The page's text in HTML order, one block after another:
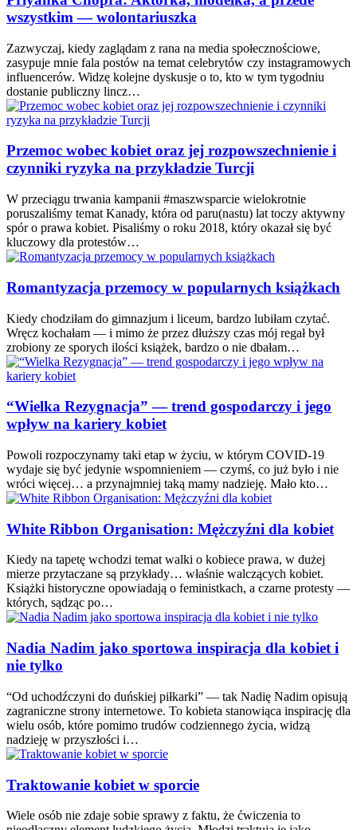
wszystkim — wolontariuszka
Zazwyczaj, kiedy zaglądam z rana na media społecznościowe,
zasypuje mnie fala postów na temat celebrytów czy instagramowych
influencerów. Widzę kolejne dyskusje o to, kto w tym tygodniu
dostanie publiczny lincz…
Przemoc wobec kobiet oraz jej rozpowszechnienie i
czynniki ryzyka na przykładzie Turcji
W przeciągu trwania kampanii #maszwsparcie wielokrotnie
poruszaliśmy temat Kanady, która od paru(nastu) lat toczy aktywny
spór o prawa kobiet. Pisaliśmy o roku 2018, który okazał się być
kluczowy dla protestów…
Romantyzacja przemocy w popularnych książkach
Kiedy chodziłam do gimnazjum i liceum, bardzo lubiłam czytać.
Wręcz kochałam — i mimo że przez dłuższy czas mój regał był
zrobiony ze sporych ilości książek, bardzo o nie dbałam…
“Wielka Rezygnacja” — trend gospodarczy i jego
wpływ na kariery kobiet
Powoli rozpoczynamy taki etap w życiu, w którym COVID-19
wydaje się być jedynie wspomnieniem — czymś, co już było i nie
wróci więcej… a przynajmniej taką mamy nadzieję. Mało kto…
White Ribbon Organisation: Mężczyźni dla kobiet
Kiedy na tapetę wchodzi temat walki o kobiece prawa, w dużej
mierze przytaczane są przykłady… właśnie walczących kobiet.
Książki historyczne opowiadają o feministkach, a czarne protesty —
których, sądząc po…
Nadia Nadim jako sportowa inspiracja dla kobiet i
nie tylko
“Od uchodźczyni do duńskiej piłkarki” — tak Nadię Nadim opisują
zagraniczne strony internetowe. To kobieta stanowiąca inspirację dla
wielu osób, które pomimo trudów codziennego życia, widzą
nadzieję w przyszłości i…
Traktowanie kobiet w sporcie
Wiele osób nie zdaje sobie sprawy z faktu, że ćwiczenia to